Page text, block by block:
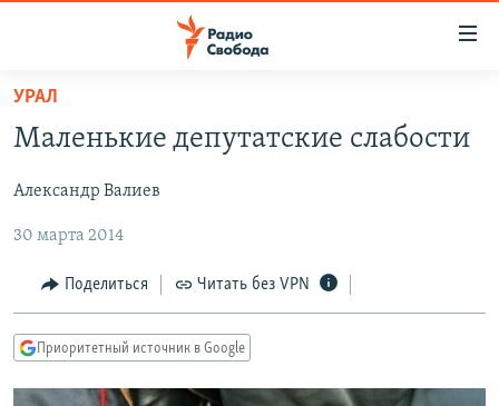
упрощенного
доступа
содержанию
Вернутся
главной
навигации
Вернутся
АВТОРСКИЕ ПРОЕКТЫ
ЦИТАТЫ СВОБОДЫ
МНЕНИЯ
КУЛЬТУРА
IDEL.РЕАЛИИ
КАВКАЗ.РЕАЛИИ
УРАЛ
Маленькие депутатские слабости
Александр Валиев
30 марта 2014
Поделиться Читать без VPN
Приоритетный источник в Google